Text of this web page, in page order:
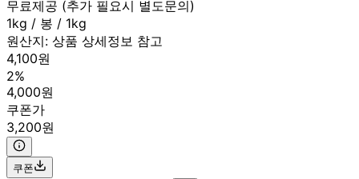
무료제공 (추가 필요시 별도문의)
1kg / 봉 / 1kg
원산지: 상품 상세정보 참고
4,100원
2%
4,000원
쿠폰가
3,200원
쿠폰